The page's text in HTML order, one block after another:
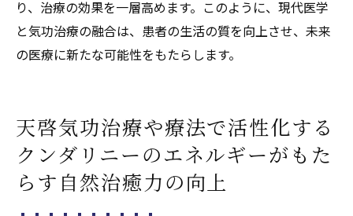
り、治療の効果を一層高めます。このように、現代医学
と気功治療の融合は、患者の生活の質を向上させ、未来
の医療に新たな可能性をもたらします。
天啓気功治療や療法で活性化する
クンダリニーのエネルギーがもた
らす自然治癒力の向上